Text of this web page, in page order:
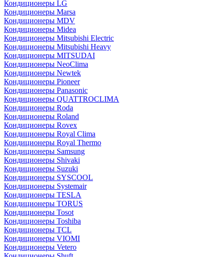
Кондиционеры LG
Кондиционеры Marsa
Кондиционеры MDV
Кондиционеры Midea
Кондиционеры Mitsubishi Electric
Кондиционеры Mitsubishi Heavy
Кондиционеры MITSUDAI
Кондиционеры NeoClima
Кондиционеры Newtek
Кондиционеры Pioneer
Кондиционеры Panasonic
Кондиционеры QUATTROCLIMA
Кондиционеры Roda
Кондиционеры Roland
Кондиционеры Rovex
Кондиционеры Royal Clima
Кондиционеры Royal Thermo
Кондиционеры Samsung
Кондиционеры Shivaki
Кондиционеры Suzuki
Кондиционеры SYSCOOL
Кондиционеры Systemair
Кондиционеры TESLA
Кондиционеры TORUS
Кондиционеры Tosot
Кондиционеры Toshiba
Кондиционеры TCL
Кондиционеры VIOMI
Кондиционеры Vetero